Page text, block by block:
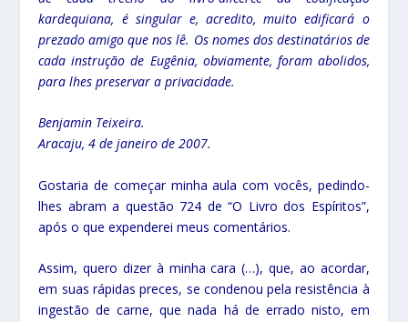
kardequiana, é singular e, acredito, muito edificará o
prezado amigo que nos lê. Os nomes dos destinatários de
cada instrução de Eugênia, obviamente, foram abolidos,
para lhes preservar a privacidade.
Benjamin Teixeira.
Aracaju, 4 de janeiro de 2007.
Gostaria de começar minha aula com vocês, pedindo-
lhes abram a questão 724 de “O Livro dos Espíritos”,
após o que expenderei meus comentários.
Assim, quero dizer à minha cara (…), que, ao acordar,
em suas rápidas preces, se condenou pela resistência à
ingestão de carne, que nada há de errado nisto, em